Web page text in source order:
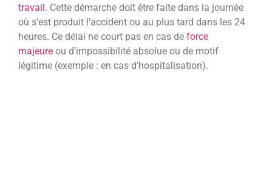
travail. Cette démarche doit être faite dans la journée
où s’est produit l’accident ou au plus tard dans les 24
heures. Ce délai ne court pas en cas de force
majeure ou d’impossibilité absolue ou de motif
légitime (exemple : en cas d’hospitalisation).